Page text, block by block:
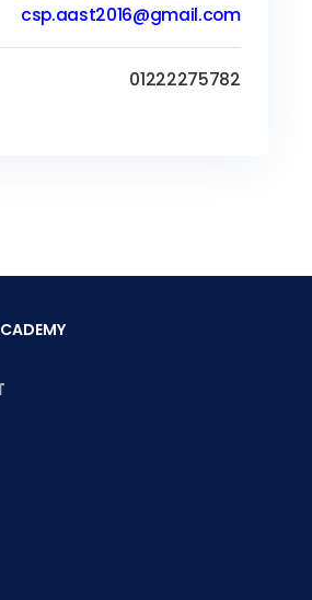
csp.aast2016@gmail.com
01222275782